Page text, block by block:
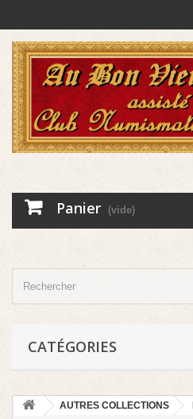
Panier (vide)
CATÉGORIES
AUTRES COLLECTIONS